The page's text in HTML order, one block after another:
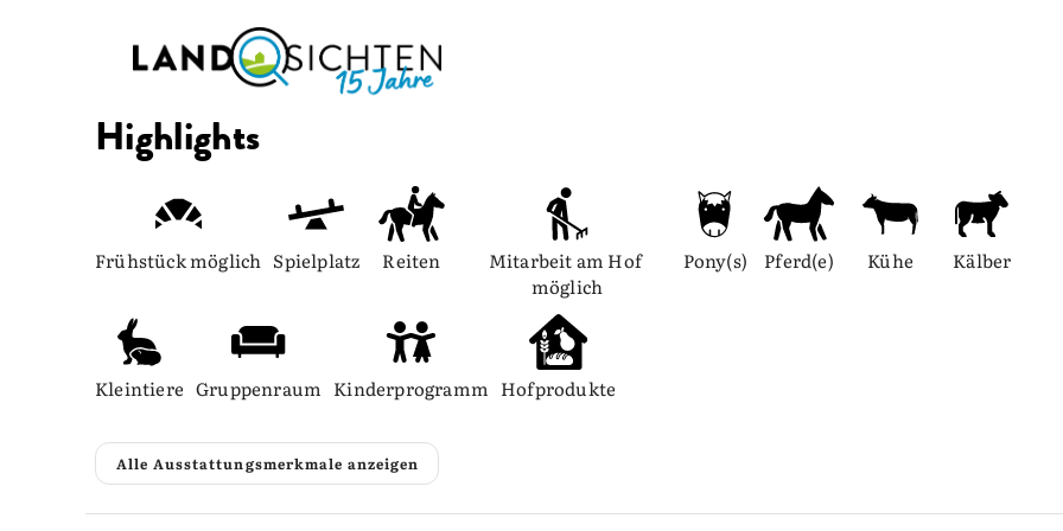
Highlights
Frühstück möglich Spielplatz Reiten
Mitarbeit am Hof
möglich
Pony(s) Pferd(e) Kühe Kälber
Kleintiere Gruppenraum Kinderprogramm Hofprodukte
Alle Ausstattungsmerkmale anzeigen